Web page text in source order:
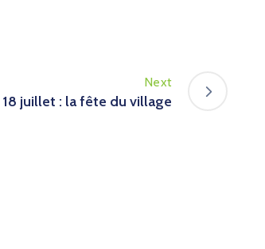
Next
18 juillet : la fête du village